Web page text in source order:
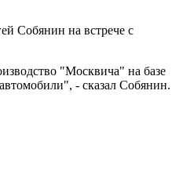
Собянин на встрече с
"Москвича" на базе
- сказал Собянин.